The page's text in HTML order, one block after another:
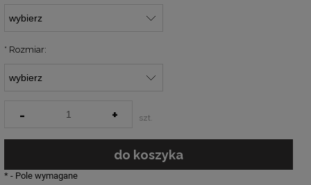
* Rozmiar:
- + szt.
do koszyka
* - Pole wymagane